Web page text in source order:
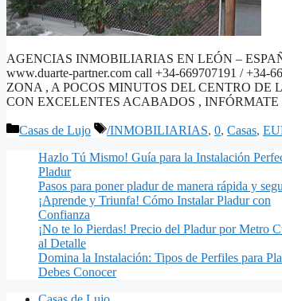
AGENCIAS INMOBILIARIAS EN LEÓN –
www.duarte-partner.com call +34-669707191 /
ZONA , A POCOS MINUTOS DEL CENTRO
CON EXCELENTES ACABADOS ,
Categorías
Casas de Lujo Etiquetas
/INMOBILIARIAS, 0, Casas,
Hazlo Tú Mismo! Guía para la Instalación
Pladur
Pasos para poner pladur de manera rápida y
¡Aprende y Triunfa! Cómo Instalar Pladur con
Confianza
¡No te lo Pierdas! Precio del Pladur por Metro
al Detalle
Domina la Instalación: Tipos de Perfiles para
Debes Conocer